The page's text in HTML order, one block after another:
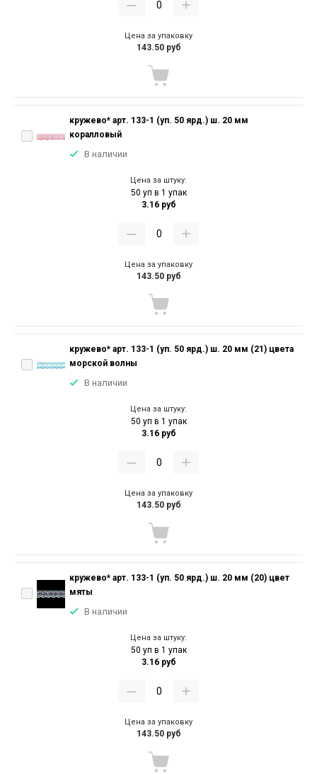
Цена за упаковку
143.50 руб
кружево* арт. 133-1 (уп. 50 ярд.) ш. 20 мм
коралловый
В наличии
Цена за штуку:
50 уп в 1 упак
3.16 руб
Цена за упаковку
143.50 руб
кружево* арт. 133-1 (уп. 50 ярд.) ш. 20 мм (21) цвета
морской волны
В наличии
Цена за штуку:
50 уп в 1 упак
3.16 руб
Цена за упаковку
143.50 руб
кружево* арт. 133-1 (уп. 50 ярд.) ш. 20 мм (20) цвет
мяты
В наличии
Цена за штуку:
50 уп в 1 упак
3.16 руб
Цена за упаковку
143.50 руб